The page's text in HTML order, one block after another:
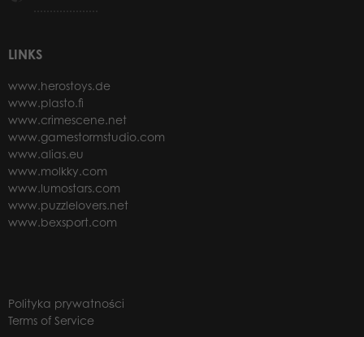
LINKS
www.herostoys.de
www.plasto.fi
www.crimescene.net
www.gamestormstudio.com
www.alias.eu
www.molkky.com
www.lumostars.com
www.puzzlelovers.net
www.bexsport.com
Polityka prywatności
Terms of Service